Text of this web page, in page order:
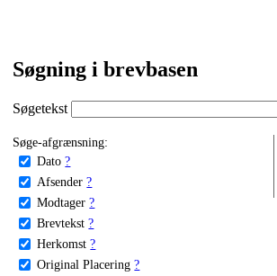
Søgning i brevbasen
Søgetekst
Søge-afgrænsning:
Dato ?
Afsender ?
Modtager ?
Brevtekst ?
Herkomst ?
Original Placering ?